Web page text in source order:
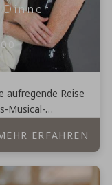
Dinner
aufregende Reise
Musical-
Künstlern mit
ERFAHREN